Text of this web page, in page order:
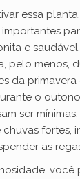
essa
e
pelo menos,
da
o
ser
fortes,
as
você